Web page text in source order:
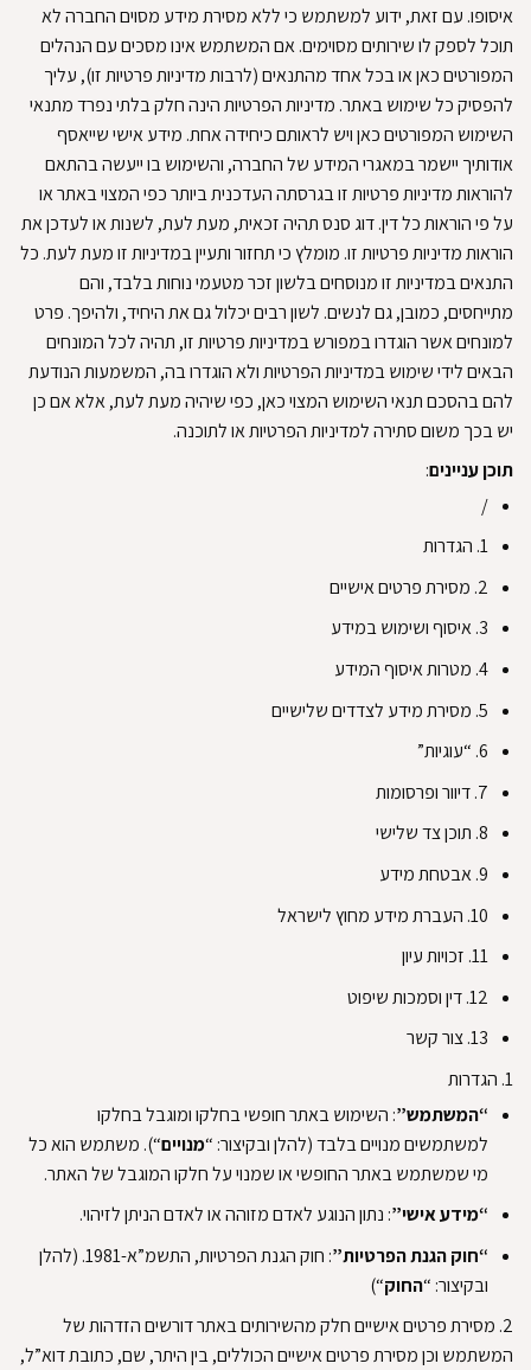
איסופו. עם זאת, ידוע למשתמש כי ללא מסירת מידע מסוים החברה לא
תוכל לספק לו שירותים מסוימים.אם המשתמש אינו מסכים עם הנהלים
המפורטים כאן או בכל אחד מהתנאים (לרבות מדיניות פרטיות זו), עליך
להפסיק כל שימוש באתר. מדיניות הפרטיות הינה חלק בלתי נפרד מתנאי
השימוש המפורטים כאן ויש לראותם כיחידה אחת. מידע אישי שייאסף
אודותיך יישמר במאגרי המידע של החברה, והשימוש בו ייעשה בהתאם
להוראות מדיניות פרטיות זו בגרסתה העדכנית ביותר כפי המצוי באתר או
על פי הוראות כל דין.דוג סנס תהיה זכאית, מעת לעת, לשנות או לעדכן את
הוראות מדיניות פרטיות זו. מומלץ כי תחזור ותעיין במדיניות זו מעת לעת. כל
התנאים במדיניות זו מנוסחים בלשון זכר מטעמי נוחות בלבד, והם
מתייחסים, כמובן, גם לנשים. לשון רבים יכלול גם את היחיד, ולהיפך. פרט
למונחים אשר הוגדרו במפורש במדיניות פרטיות זו, תהיה לכל המונחים
הבאים לידי שימוש במדיניות הפרטיות ולא הוגדרו בה, המשמעות הנודעת
להם בהסכם תנאי השימוש המצוי כאן, כפי שיהיה מעת לעת, אלא אם כן
יש בכך משום סתירה למדיניות הפרטיות או לתוכנה.
תוכן עניינים:
/
1. הגדרות
2. מסירת פרטים אישיים
3. איסוף ושימוש במידע
4. מטרות איסוף המידע
5. מסירת מידע לצדדים שלישיים
6. “עוגיות”
7. דיוור ופרסומות
8. תוכן צד שלישי
9. אבטחת מידע
10. העברת מידע מחוץ לישראל
11. זכויות עיון
12. דין וסמכות שיפוט
13. צור קשר
1. הגדרות
“המשתמש”: השימוש באתר חופשי בחלקו ומוגבל בחלקו
למשתמשים מנויים בלבד (להלן ובקיצור: “מנויים“). משתמש הוא כל
מי שמשתמש באתר החופשי או שמנוי על חלקו המוגבל של האתר.
“מידע אישי”: נתון הנוגע לאדם מזוהה או לאדם הניתן לזיהוי.
“חוק הגנת הפרטיות”
: חוק הגנת הפרטיות, התשמ”א-1981. (להלן
ובקיצור: “החוק“)
2. מסירת פרטים אישייםחלק מהשירותים באתר דורשים הזדהות של
המשתמש וכן מסירת פרטים אישיים הכוללים, בין היתר, שם, כתובת דוא”ל,